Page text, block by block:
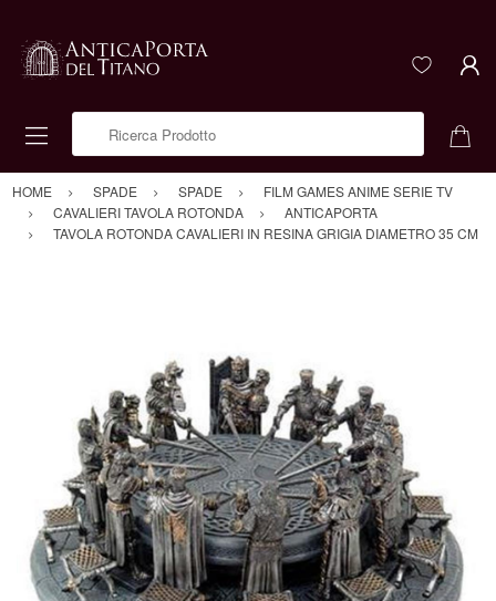
HOME SPADE SPADE
FILM GAMES ANIME SERIE TV
CAVALIERI TAVOLA ROTONDA
ANTICAPORTA
TAVOLA ROTONDA CAVALIERI IN RESINA GRIGIA DIAMETRO 35 CM